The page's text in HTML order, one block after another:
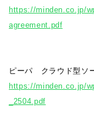
https://minden.co.jp/
agreement.pdf
ピーパ クラウド型ソ
https://minden.co.jp/
_2504.pdf